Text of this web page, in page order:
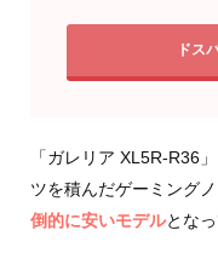
ドス
「ガレリア XL5R-R36
ツを積んだゲーミングノ
倒的に安いモデルとなっ